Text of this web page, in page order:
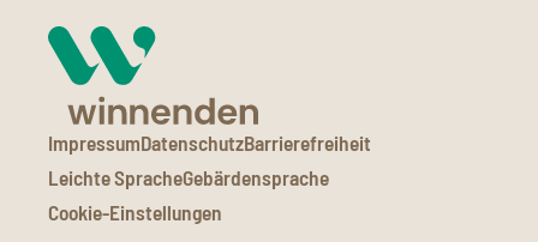
ImpressumDatenschutzBarrierefreiheit
Leichte SpracheGebärdensprache
Cookie-Einstellungen